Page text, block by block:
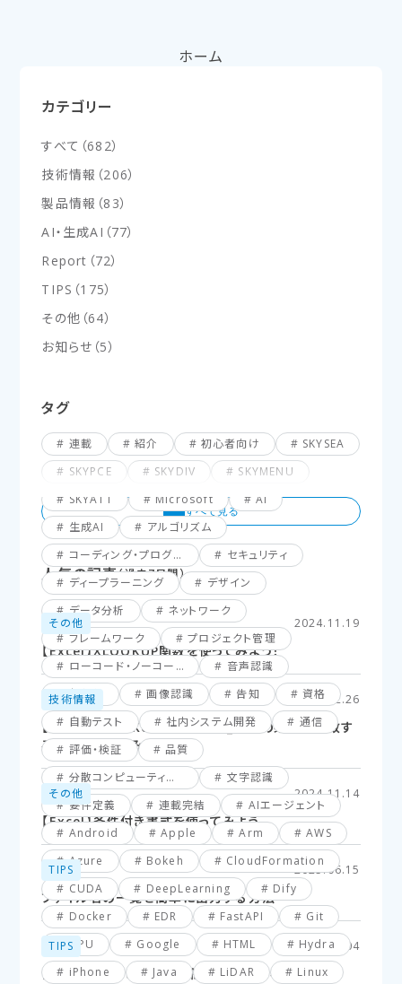
ホーム
カテゴリー
すべて （682）
技術情報 （206）
製品情報 （83）
AI・生成AI （77）
Report （72）
TIPS （175）
その他 （64）
お知らせ （5）
タグ
連載 紹介 初心者向け
SKYSEA
SKYPCE
SKYDIV
SKYMENU
SKYATT
Microsoft
AI
生成AI
アルゴリズム
コーディング・プログラミング
セキュリティ
ディープラーニング
デザイン
データ分析
ネットワーク
フレームワーク
プロジェクト管理
ローコード・ノーコード
音声認識
仮想化
画像認識 告知
資格
自動テスト
社内システム開発
通信
評価・検証
品質
分散コンピューティング
文字認識
要件定義
連載完結
AIエージェント
Android
Apple Arm
AWS
Azure
Bokeh
CloudFormation
CUDA
DeepLearning
Dify
Docker
EDR FastAPI
Git
GPU
Google HTML
Hydra
iPhone
Java LiDAR
Linux
人気の記事（過去7日間）
その他 2024.11.19
【Excel】XLOOKUP関数を使ってみよう！
技術情報 2025.02.26
【Excel】XLOOKUP関数応用編_複数の条件に一致す
るセルを探してみよう！
その他 2024.11.14
【Excel】条件付き書式を使ってみよう
TIPS 2025.06.15
ファイル名の一覧を簡単に出力する方法
TIPS 2025.03.04
【VBA】最終行と最終列を簡単に取得する方法